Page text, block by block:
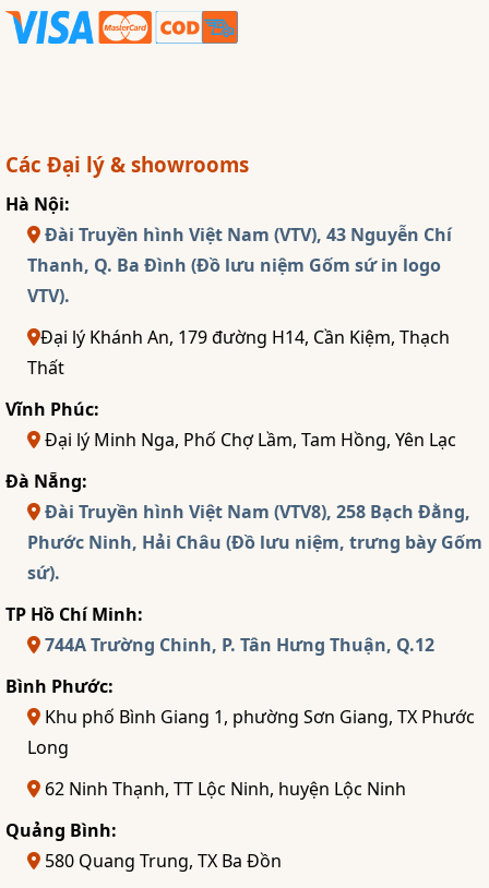
Các Đại lý & showrooms
Hà Nội:
Đài Truyền hình Việt Nam (VTV), 43 Nguyễn Chí
Thanh, Q. Ba Đình (Đồ lưu niệm Gốm sứ in logo
VTV).
Đại lý Khánh An, 179 đường H14, Cần Kiệm, Thạch
Thất
Vĩnh Phúc:
Đại lý Minh Nga, Phố Chợ Lầm, Tam Hồng, Yên Lạc
Đà Nẵng:
Đài Truyền hình Việt Nam (VTV8), 258 Bạch Đằng,
Phước Ninh, Hải Châu (Đồ lưu niệm, trưng bày Gốm
sứ).
TP Hồ Chí Minh:
744A Trường Chinh, P. Tân Hưng Thuận, Q.12
Bình Phước:
Khu phố Bình Giang 1, phường Sơn Giang, TX Phước
Long
62 Ninh Thạnh, TT Lộc Ninh, huyện Lộc Ninh
Quảng Bình:
580 Quang Trung, TX Ba Đồn